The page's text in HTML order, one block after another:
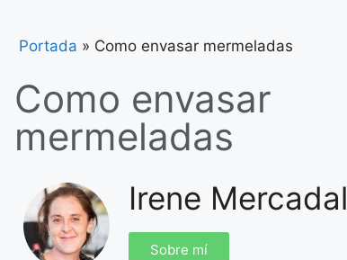
Portada » Como envasar mermeladas
Como envasar
mermeladas
Irene Mercadal
Sobre mí